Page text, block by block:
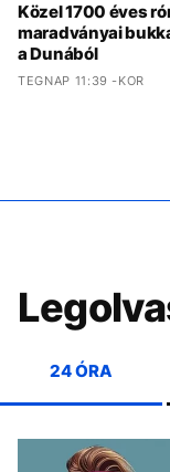
Közel 1700 éves
maradványai
a Dunából
TEGNAP 11:39 -KOR
24 ÓRA